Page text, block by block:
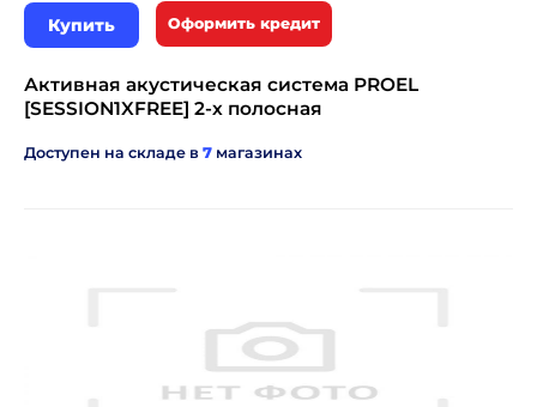
Купить Оформить кредит
Активная акустическая система PROEL
[SESSION1XFREE] 2-х полосная
Доступен на складе в 7 магазинах